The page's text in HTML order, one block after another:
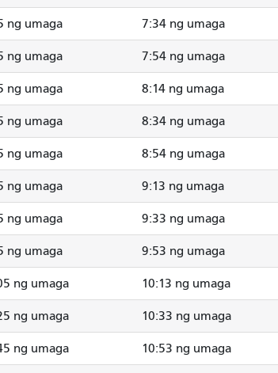
ng umaga 7:34 ng umaga
ng umaga 7:54 ng umaga
ng umaga 8:14 ng umaga
ng umaga 8:34 ng umaga
ng umaga 8:54 ng umaga
ng umaga 9:13 ng umaga
ng umaga 9:33 ng umaga
ng umaga 9:53 ng umaga
ng umaga 10:13 ng umaga
ng umaga 10:33 ng umaga
ng umaga 10:53 ng umaga